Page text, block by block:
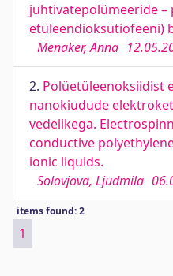
juhtivatepolümeeride
etüleendioksütiofeeni)
Menaker, Anna
2. Polüetüleenoksiidist
nanokiudude
vedelikega.
conductive
ionic liquids.
Solovjova, Ljudmila
items found: 2
1